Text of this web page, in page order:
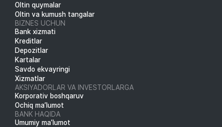
Oltin quymalar
Oltin va kumush tangalar
BIZNES UCHUN
Bank xizmati
Kreditlar
Depozitlar
Kartalar
Savdo ekvayringi
Xizmatlar
AKSIYADORLAR VA INVESTORLARGA
Korporativ boshqaruv
Ochiq ma’lumot
BANK HAQIDA
Umumiy ma’lumot